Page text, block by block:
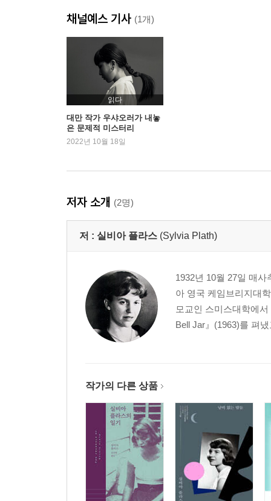
채널예스 기사 (1개)
읽다
대만 작가 우샤오러가 내놓
은 문제적 미스터리
2022년 10월 18일
저자 소개 (2명)
저 : 실비아 플라스 (Sylvia Plath)
1932년 10월 27일 매
아 영국 케임브리지대
모교인 스미스대학에
Bell Jar』(1963)를 펴
작가의 다른 상품